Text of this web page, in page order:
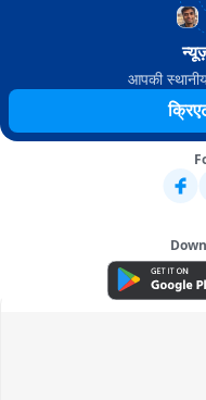
आपकी